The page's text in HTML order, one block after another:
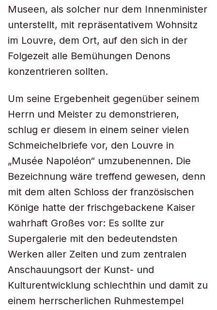
Museen, als solcher nur dem Innenminister
unterstellt, mit repräsentativem Wohnsitz
im Louvre, dem Ort, auf den sich in der
Folgezeit alle Bemühungen Denons
konzentrieren sollten.
Um seine Ergebenheit gegenüber seinem
Herrn und Meister zu demonstrieren,
schlug er diesem in einem seiner vielen
Schmeichelbriefe vor, den Louvre in
„Musée Napoléon“ umzubenennen. Die
Bezeichnung wäre treffend gewesen, denn
mit dem alten Schloss der französischen
Könige hatte der frischgebackene Kaiser
wahrhaft Großes vor: Es sollte zur
Supergalerie mit den bedeutendsten
Werken aller Zeiten und zum zentralen
Anschauungsort der Kunst- und
Kulturentwicklung schlechthin und damit zu
einem herrscherlichen Ruhmestempel